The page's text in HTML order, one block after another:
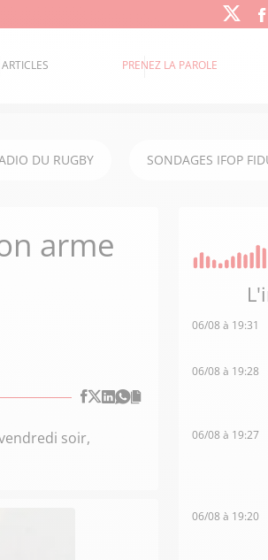
PRENEZ LA PAROLE
DU RUGBY SONDAGES IFOP
arme
soir,
06/08 à 19:31
06/08 à 19:28
06/08 à 19:27
06/08 à 19:20